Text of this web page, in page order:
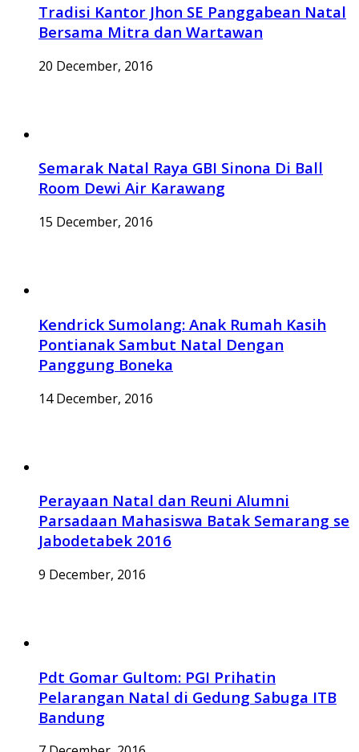
Tradisi Kantor Jhon SE Panggabean Natal
Bersama Mitra dan Wartawan
20 December, 2016
Semarak Natal Raya GBI Sinona Di Ball
Room Dewi Air Karawang
15 December, 2016
Kendrick Sumolang: Anak Rumah Kasih
Pontianak Sambut Natal Dengan
Panggung Boneka
14 December, 2016
Perayaan Natal dan Reuni Alumni
Parsadaan Mahasiswa Batak Semarang se
Jabodetabek 2016
9 December, 2016
Pdt Gomar Gultom: PGI Prihatin
Pelarangan Natal di Gedung Sabuga ITB
Bandung